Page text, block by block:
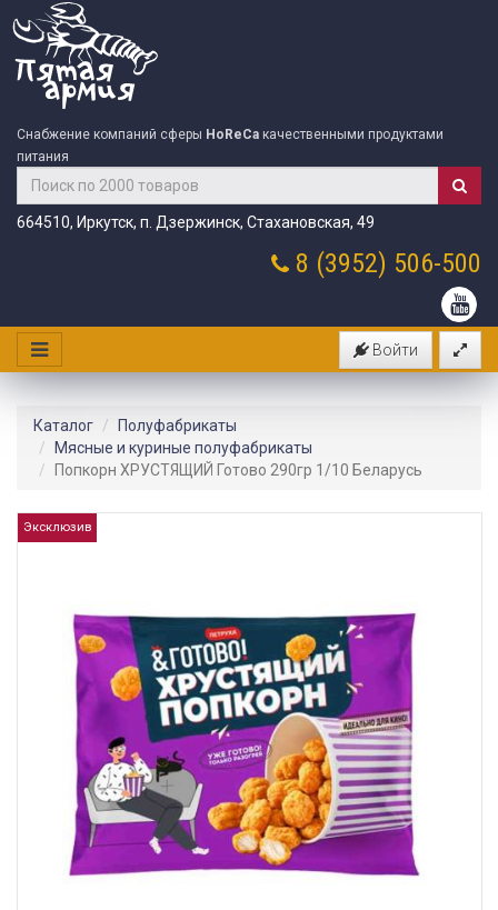
Снабжение компаний сферы HoReCa качественными продуктами
питания
664510, Иркутск, п. Дзержинск, Стахановская, 49
8 (3952) 506-500
Войти
Каталог
Полуфабрикаты
Мясные и куриные полуфабрикаты
Попкорн ХРУСТЯЩИЙ Готово 290гр 1/10 Беларусь
Эксклюзив